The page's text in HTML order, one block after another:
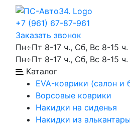
+7 (961) 67-87-961
Заказать звонок
Пн÷Пт 8-17 ч., Сб, Вс 8-15 ч.
Пн÷Пт 8-17 ч., Сб, Вс 8-15 ч.
Каталог
EVA-коврики (салон и
Ворсовые коврики
Накидки на сиденья
Накидки из алькантары